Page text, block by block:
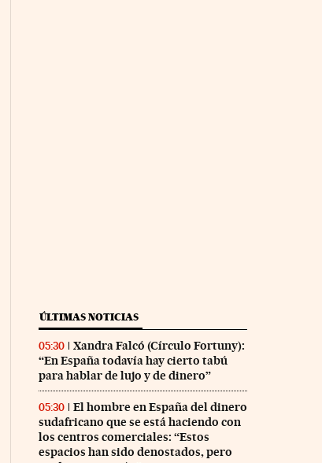
ÚLTIMAS NOTICIAS
05:30
Xandra Falcó (Círculo Fortuny):
“En España todavía hay cierto tabú
para hablar de lujo y de dinero”
05:30
El hombre en España del dinero
sudafricano que se está haciendo con
los centros comerciales: “Estos
espacios han sido denostados, pero